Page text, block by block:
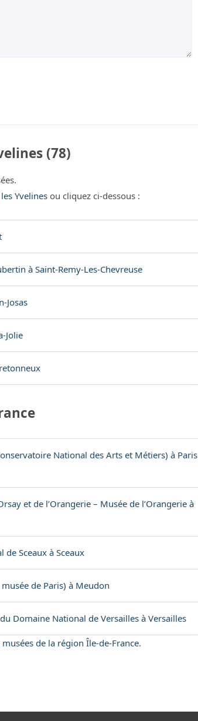
(78)
Yvelines ou cliquez ci-dessous :
à Saint-Remy-Les-Chevreuse
Josas
Jolie
National des Arts et Métiers) à Paris
et de l’Orangerie – Musée de l’Orangerie à
Sceaux à Sceaux
de Paris) à Meudon
Domaine National de Versailles à Versailles
de la région Île-de-France.